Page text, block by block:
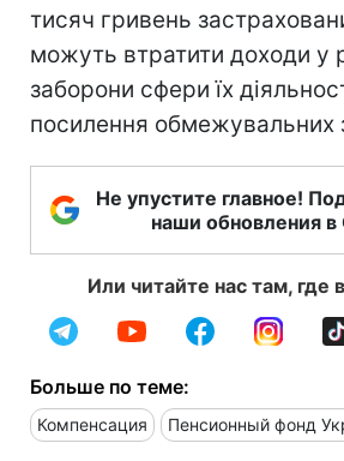
тисяч гривень
можуть втратити доходи у
заборони сфери їх
посилення обмежувальних
Не упустите главное!
наши обновления в
Или читайте нас там, где
Больше по теме:
Компенсация Пенсионный фонд